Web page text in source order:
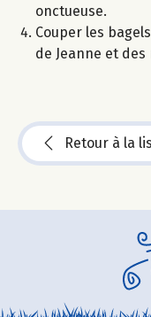
onctueuse.
Couper les
de Jeanne et
Retour à la